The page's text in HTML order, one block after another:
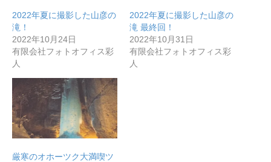
2022年夏に撮影した山彦の
滝！
2022年10月24日
有限会社フォトオフィス彩
人
2022年夏に撮影した山彦の
滝 最終回！
2022年10月31日
有限会社フォトオフィス彩
人
厳寒のオホーツク大満喫ツ